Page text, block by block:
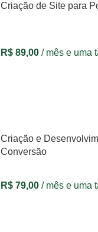
Criação de Site para
R$ 89,00 / mês e uma
Criação e
Conversão
R$ 79,00 / mês e uma